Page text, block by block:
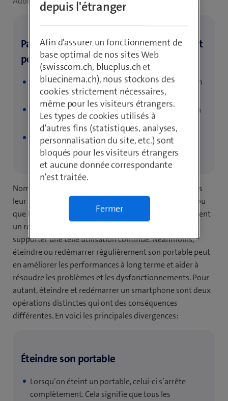
Pas le Pas le temps? Nous faisons le point
pour toi.
Nos smartphones fonctionnent jour après jour en
continu.
Des redémarrages occasionnels peuvent avoir un
effet bénéfique sur les performances.
Nous t’expliquons la différence entre l’extinction
et le redémarrage.
Nombre d’entre nous n’éteignent pratiquement jamais
leur smartphone, à moins que la batterie ne soit vide ou
que le système d’exploitation ne demande expressément
un redémarrage. Les smartphones actuels peuvent
supporter une telle utilisation continue. Néanmoins,
éteindre ou redémarrer régulièrement son portable peut
en améliorer les performances à long terme et aider à
résoudre les problèmes et les dysfonctionnements. Pour
autant, éteindre et redémarrer un smartphone sont deux
opérations distinctes qui ont des conséquences
différentes. En voici les principales divergences:
Éteindre son portable
Lorsqu’on éteint un portable, celui-ci s’arrête
complètement. Cela signifie que tous les
depuis l'étranger
Afin d'assurer un fonctionnement de
base optimal de nos sites Web
(swisscom.ch, blueplus.ch et
bluecinema.ch), nous stockons des
cookies strictement nécessaires,
même pour les visiteurs étrangers.
Les types de cookies utilisés à
d'autres fins (statistiques, analyses,
personnalisation du site, etc.) sont
bloqués pour les visiteurs étrangers
et aucune donnée correspondante
n'est traitée.
Fermer